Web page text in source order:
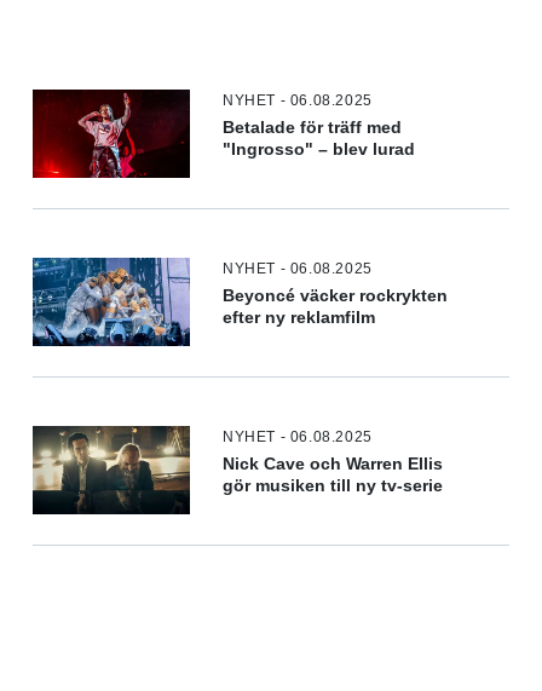
NYHET - 06.08.2025
Betalade för träff med
"Ingrosso" – blev lurad
NYHET - 06.08.2025
Beyoncé väcker rockrykten
efter ny reklamfilm
NYHET - 06.08.2025
Nick Cave och Warren Ellis
gör musiken till ny tv-serie